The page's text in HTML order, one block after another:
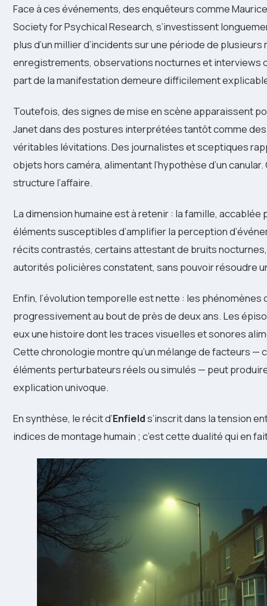
Face à ces événements, des enquêteurs comme
Society for Psychical Research, s’investissent
plus d’un millier d’incidents sur une période de
enregistrements, observations nocturnes et interviews
part de la manifestation demeure difficilement
Toutefois, des signes de mise en scène apparaissent
Janet dans des postures interprétées tantôt comme
véritables lévitations. Des journalistes et sceptiques
objets hors caméra, alimentant l’hypothèse d’un
structure l’affaire.
La dimension humaine est à retenir : la famille,
éléments susceptibles d’amplifier la perception
récits contrastés, certains attestant de bruits nocturnes,
autorités policières constatent, sans pouvoir résoudre
Enfin, l’évolution temporelle est nette : les phénomènes
progressivement au bout de près de deux ans. Les
eux une histoire dont les traces visuelles et sonores
Cette chronologie montre qu’un mélange de facteurs
éléments perturbateurs réels ou simulés — peut
explication univoque.
En synthèse, le récit d’Enfields’inscrit dans la tension
indices de montage humain ; c’est cette dualité qui en